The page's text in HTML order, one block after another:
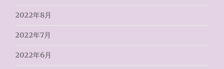
2022年8月
2022年7月
2022年6月